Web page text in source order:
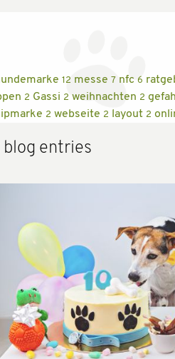
12 messe 7 nfc 6
2 Gassi 2 weihnachten 2
2 webseite 2 layout 2
entries